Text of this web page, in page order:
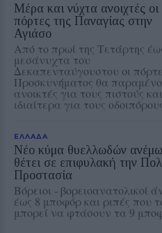
Μέρα και νύχτα ανοιχτές οι
πόρτες της Παναγίας στην
Αγιάσο
Από το πρωί της Τετάρτης
μεσάνυχτα του
Δεκαπενταύγουστου οι
Προσκυνήματος θα
ανοικτές για τους πιστούς και
ιδιαίτερα για τους
ΕΛΛΑΔΑ
Νέο κύμα θυελλωδών
θέτει σε επιφυλακή την
Προστασία
Βόρειοι - βορειοανατολικοί
έως 8 μποφόρ και ριπές που
μπορεί να φτάσουν τα 9